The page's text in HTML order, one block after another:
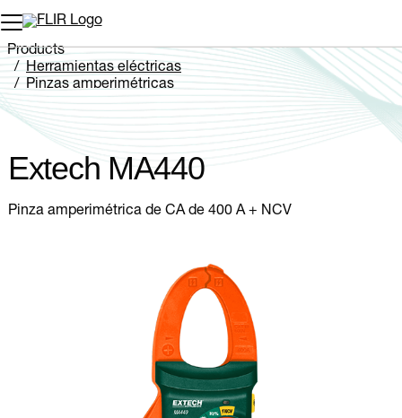
Products
Herramientas eléctricas
Pinzas amperimétricas
Extech MA440
Extech MA440
Pinza amperimétrica de CA de 400 A + NCV